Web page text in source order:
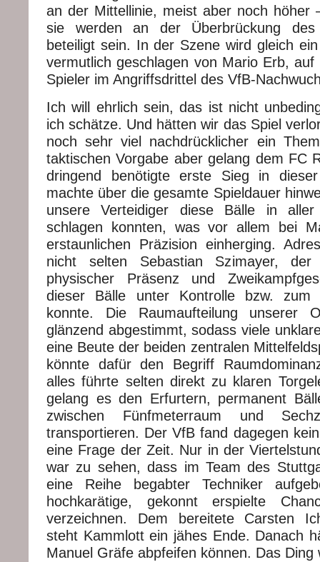
an der Mittellinie, meist aber noch höher
sie werden an der Überbrückung des
beteiligt sein. In der Szene wird gleich
vermutlich geschlagen von Mario Erb,
Spieler im Angriffsdrittel des VfB-
Ich will ehrlich sein, das ist nicht
ich schätze. Und hätten wir das Spiel
noch sehr viel nachdrücklicher ein
taktischen Vorgabe aber gelang dem FC
dringend benötigte erste Sieg in
machte über die gesamte Spieldauer
unsere Verteidiger diese Bälle in
schlagen konnten, was vor allem bei
erstaunlichen Präzision einherging.
nicht selten Sebastian Szimayer, der
physischer Präsenz und
dieser Bälle unter Kontrolle bzw. zum
konnte. Die Raumaufteilung unserer
glänzend abgestimmt, sodass viele
eine Beute der beiden zentralen
könnte dafür den Begriff
alles führte selten direkt zu klaren
gelang es den Erfurtern, permanent
zwischen Fünfmeterraum und
transportieren. Der VfB fand dagegen
eine Frage der Zeit. Nur in der
war zu sehen, dass im Team des
eine Reihe begabter Techniker
hochkarätige, gekonnt erspielte
verzeichnen. Dem bereitete Carsten
steht Kammlott ein jähes Ende. Danach
Manuel Gräfe abpfeifen können. Das Ding